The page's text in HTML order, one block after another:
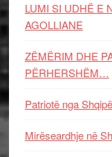
LUMI SI UDHË E
AGOLLIANE
ZËMËRIM DHE
PËRHERSHËM…
Patriotë nga
Mirëseardhje në